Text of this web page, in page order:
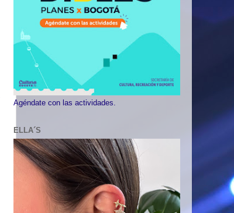
Agéndate con las actividades.
ELLA´S